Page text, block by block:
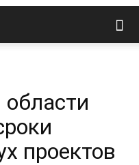
проектов